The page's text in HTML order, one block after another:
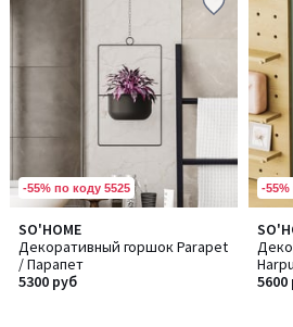
-55% по коду 5525
SO'HOME
Декоративный горшок Parapet
/ Парапет
5300 руб
-55%
5600